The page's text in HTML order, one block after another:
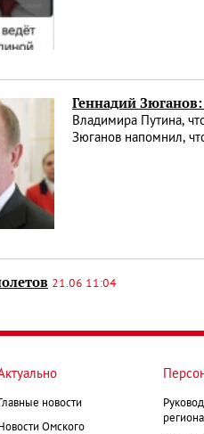
Геннадий
Владимира Путина,
Зюганов напомнил,
21.06 11:04
Главные новости
Новости Омского